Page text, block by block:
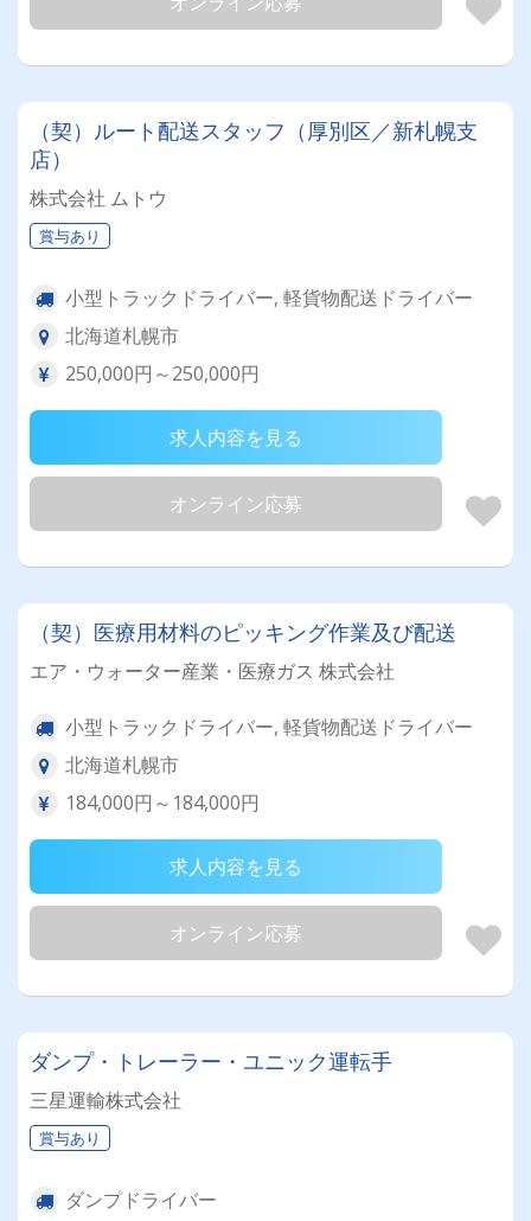
（契）ルート配送スタッフ（厚別区／新札幌支
店）
株式会社 ムトウ
賞与あり
小型トラックドライバー, 軽貨物配送ドライバー
北海道札幌市
250,000円～250,000円
求人内容を見る
オンライン応募
（契）医療用材料のピッキング作業及び配送
エア・ウォーター産業・医療ガス 株式会社
小型トラックドライバー, 軽貨物配送ドライバー
北海道札幌市
184,000円～184,000円
求人内容を見る
オンライン応募
ダンプ・トレーラー・ユニック運転手
三星運輸株式会社
賞与あり
ダンプドライバー